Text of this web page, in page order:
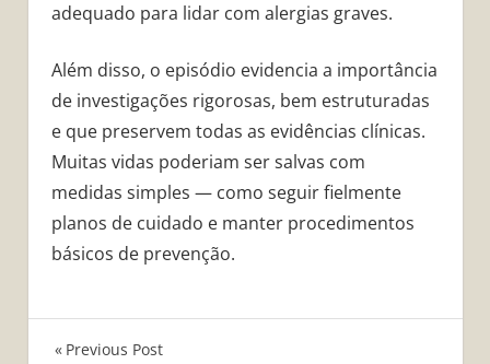
adequado para lidar com alergias graves.
Além disso, o episódio evidencia a importância
de investigações rigorosas, bem estruturadas
e que preservem todas as evidências clínicas.
Muitas vidas poderiam ser salvas com
medidas simples — como seguir fielmente
planos de cuidado e manter procedimentos
básicos de prevenção.
Previous Post